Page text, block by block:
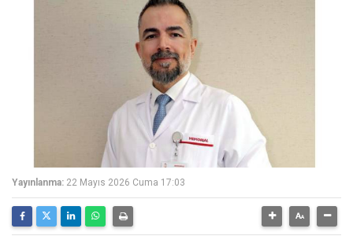
Yayınlanma: 22 Mayıs 2026 Cuma 17:03